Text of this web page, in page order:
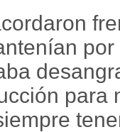
para